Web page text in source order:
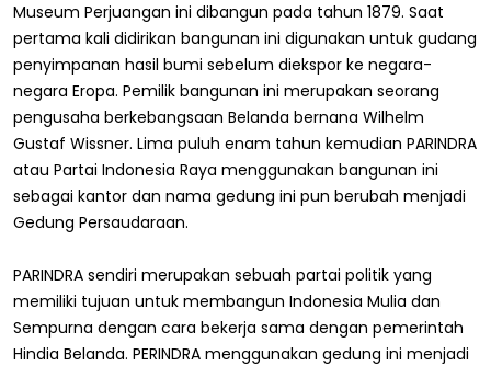
Museum Perjuangan ini dibangun pada tahun 1879. Saat
pertama kali didirikan bangunan ini digunakan untuk gudang
penyimpanan hasil bumi sebelum diekspor ke negara-
negara Eropa. Pemilik bangunan ini merupakan seorang
pengusaha berkebangsaan Belanda bernana Wilhelm
Gustaf Wissner. Lima puluh enam tahun kemudian PARINDRA
atau Partai Indonesia Raya menggunakan bangunan ini
sebagai kantor dan nama gedung ini pun berubah menjadi
Gedung Persaudaraan.
PARINDRA sendiri merupakan sebuah partai politik yang
memiliki tujuan untuk membangun Indonesia Mulia dan
Sempurna dengan cara bekerja sama dengan pemerintah
Hindia Belanda. PERINDRA menggunakan gedung ini menjadi